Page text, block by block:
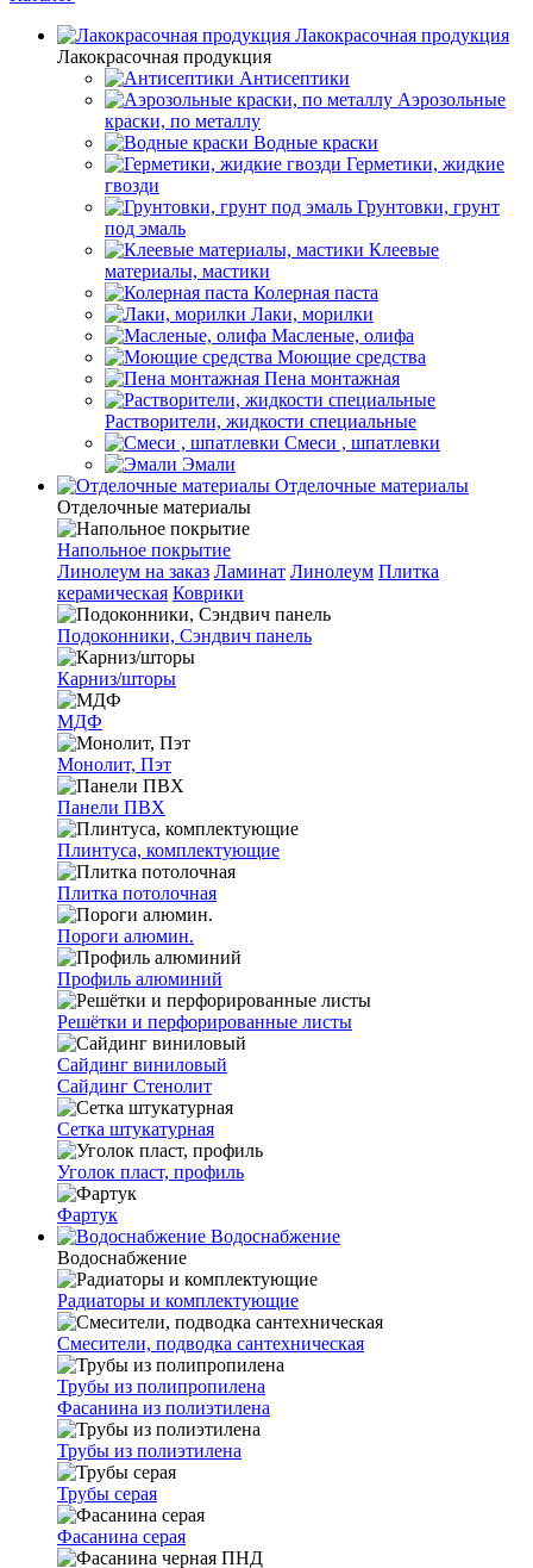
Лакокрасочная продукция
Лакокрасочная продукция
Антисептики
Аэрозольные
краски, по металлу
Водные краски
Герметики, жидкие
гвозди
Грунтовки, грунт
под эмаль
Клеевые
материалы, мастики
Колерная паста
Лаки, морилки
Масленые, олифа
Моющие средства
Пена монтажная
Растворители, жидкости специальные
Смеси , шпатлевки
Эмали
Отделочные материалы
Отделочные материалы
Напольное покрытие
Линолеум на заказ Ламинат Линолеум Плитка
керамическая Коврики
Подоконники, Сэндвич панель
Карниз/шторы
МДФ
Монолит, Пэт
Панели ПВХ
Плинтуса, комплектующие
Плитка потолочная
Пороги алюмин.
Профиль алюминий
Решётки и перфорированные листы
Сайдинг виниловый
Сайдинг Стенолит
Сетка штукатурная
Уголок пласт, профиль
Фартук
Водоснабжение
Водоснабжение
Радиаторы и комплектующие
Смесители, подводка сантехническая
Трубы из полипропилена
Фасанина из полиэтилена
Трубы из полиэтилена
Трубы серая
Фасанина серая